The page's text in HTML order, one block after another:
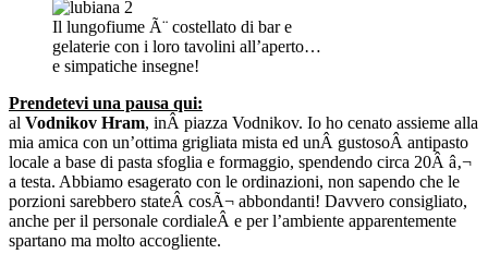
Il lungofiume Ã¨ costellato di bar e
gelaterie con i loro tavolini all’aperto…
e simpatiche insegne!
Prendetevi una pausa qui:
al Vodnikov Hram, inÂ piazza Vodnikov. Io ho cenato assieme alla
mia amica con un’ottima grigliata mista ed unÂ gustosoÂ antipasto
locale a base di pasta sfoglia e formaggio, spendendo circa 20Â â‚¬
a testa. Abbiamo esagerato con le ordinazioni, non sapendo che le
porzioni sarebbero stateÂ cosÃ¬ abbondanti! Davvero consigliato,
anche per il personale cordialeÂ e per l’ambiente apparentemente
spartano ma molto accogliente.